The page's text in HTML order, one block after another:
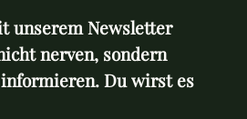
unserem Newsletter
nerven, sondern
Du wirst es